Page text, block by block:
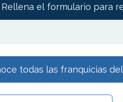
Rellena el formulario para
todas las franquicias